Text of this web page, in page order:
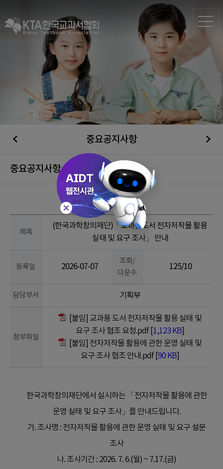
중요공지사항
중요공지사항
제목
(한국과학창의재단)「교과용도서 전자저작물 활용
실태 및 요구 조사」 안내
등록일 2026-07-07
조회/
다운수
125/10
담당부서 기획부
첨부파일
[붙임] 교과용 도서 전자저작물 활용 실태 및
요구 조사 협조 요청.pdf [ 1,123 KB
[붙임] 전자저작물 활용에 관한 운영 실태 및
요구 조사 협조 안내.pdf [ 90 KB
한국과학창의재단에서 실시하는 「전자저작물 활용에 관한
운영 실태 및 요구 조사」를 안내드립니다.
가. 조사명 : 전자저작물 활용에 관한 운영 실태 및 요구 설문
조사
나. 조사기간 : 2026. 7. 6.(월) ~ 7.17.(금)